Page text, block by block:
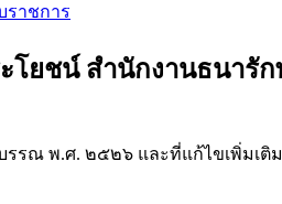
ราชการ
โยชน์ สำนักงานธนารั
รรณ พ.ศ. ๒๕๒๖ และที่แก้ไขเพิ่มเติม